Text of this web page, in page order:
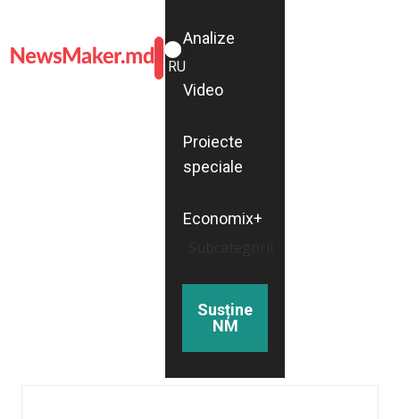
ROMÂNĂ
RU
Analize
Video
Proiecte
speciale
Economix+
Susține
NM